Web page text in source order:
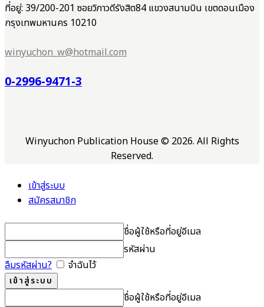
ที่อยู่: 39/200-201 ซอยวิภาวดีรังสิต84 แขวงสนามบิน เขตดอนเมือง
กรุงเทพมหานคร 10210
winyuchon_w@hotmail.com
0-2996-9471-3
Winyuchon Publication House © 2026. All Rights
Reserved.
เข้าสู่ระบบ
สมัครสมาชิก
ชื่อผู้ใช้หรือที่อยู่อีเมล
รหัสผ่าน
ลืมรหัสผ่าน?
จำฉันไว้
ชื่อผู้ใช้หรือที่อยู่อีเมล